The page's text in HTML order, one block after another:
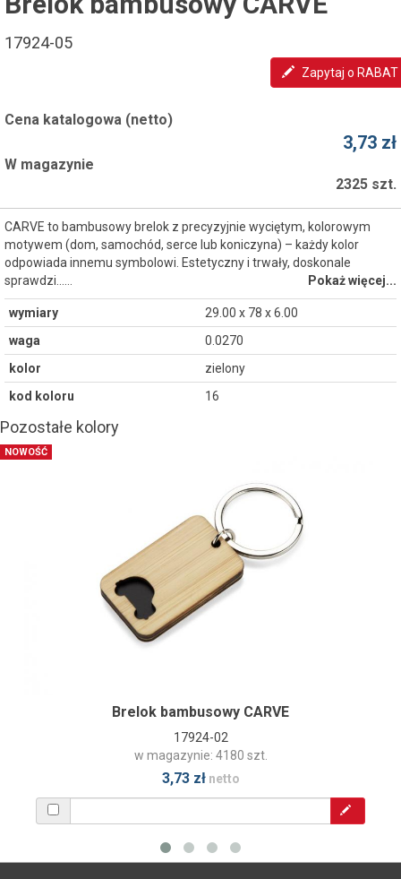
17924-05
Zapytaj o RABAT
Cena katalogowa (netto)
3,73 zł
W magazynie
2325 szt.
CARVE to bambusowy brelok z precyzyjnie wyciętym, kolorowym
motywem (dom, samochód, serce lub koniczyna) – każdy kolor
odpowiada innemu symbolowi. Estetyczny i trwały, doskonale
sprawdzi...…
Pokaż więcej...
wymiary
29.00 x 78 x 6.00
waga
0.0270
kolor
zielony
kod koloru
16
Pozostałe kolory
NOWOŚĆ
Brelok bambusowy CARVE
17924-02
w magazynie: 4180 szt.
3,73 złnetto